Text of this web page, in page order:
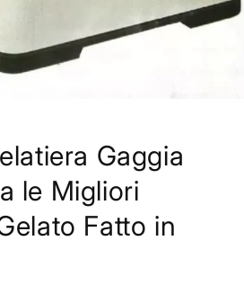
Gaggia
le Migliori
Fatto in